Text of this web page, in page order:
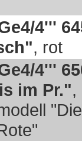
4'''
, rot
4'''
im Pr.",
"Die